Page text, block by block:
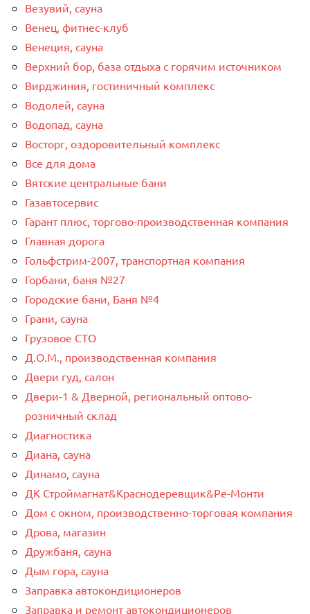
Везувий, сауна
Венец, фитнес-клуб
Венеция, сауна
Верхний бор, база отдыха с горячим источником
Вирджиния, гостиничный комплекс
Водолей, сауна
Водопад, сауна
Восторг, оздоровительный комплекс
Все для дома
Вятские центральные бани
Газавтосервис
Гарант плюс, торгово-производственная компания
Главная дорога
Гольфстрим-2007, транспортная компания
Горбани, баня №27
Городские бани, Баня №4
Грани, сауна
Грузовое СТО
Д.О.М., производственная компания
Двери гуд, салон
Двери-1 & Дверной, региональный оптово-
розничный склад
Диагностика
Диана, сауна
Динамо, сауна
ДК Строймагнат&Краснодеревщик&Ре-Монти
Дом с окном, производственно-торговая компания
Дрова, магазин
Дружбаня, сауна
Дым гора, сауна
Заправка автокондиционеров
Заправка и ремонт автокондиционеров